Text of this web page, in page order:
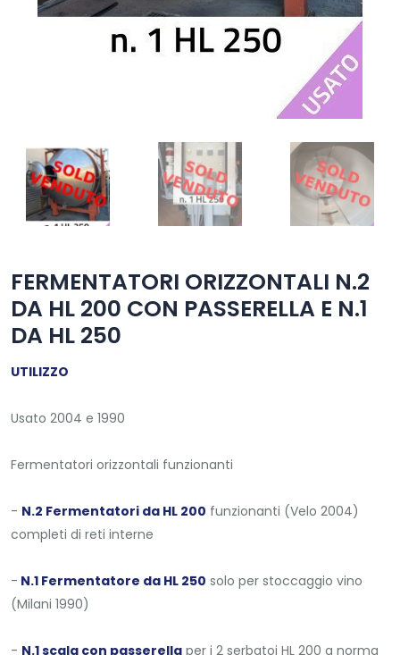
FERMENTATORI ORIZZONTALI N.2
DA HL 200 CON PASSERELLA E N.1
DA HL 250
UTILIZZO
Usato 2004 e 1990
Fermentatori orizzontali funzionanti
- N.2 Fermentatori da HL 200 funzionanti (Velo 2004)
completi di reti interne
- N.1 Fermentatore da HL 250 solo per stoccaggio vino
(Milani 1990)
- N.1 scala con passerella per i 2 serbatoi HL 200 a norma